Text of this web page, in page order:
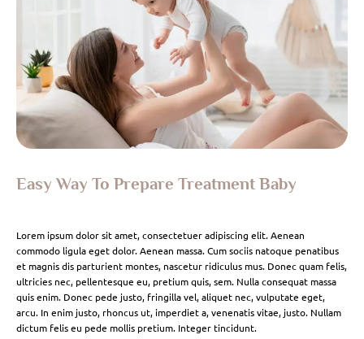
Easy Way To Prepare Treatment Baby
Lorem ipsum dolor sit amet, consectetuer adipiscing elit. Aenean
commodo ligula eget dolor. Aenean massa. Cum sociis natoque penatibus
et magnis dis parturient montes, nascetur ridiculus mus. Donec quam felis,
ultricies nec, pellentesque eu, pretium quis, sem. Nulla consequat massa
quis enim. Donec pede justo, fringilla vel, aliquet nec, vulputate eget,
arcu. In enim justo, rhoncus ut, imperdiet a, venenatis vitae, justo. Nullam
dictum felis eu pede mollis pretium. Integer tincidunt.